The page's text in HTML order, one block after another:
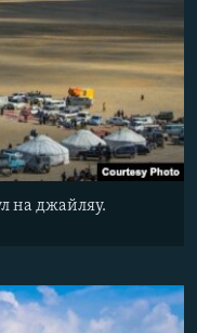
на джайляу.